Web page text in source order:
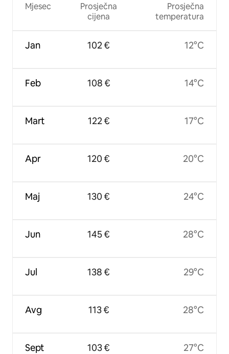
Mjesec
Jan
Feb
Mart
Apr
Maj
Jun
Jul
Avg
Sept
Prosječna
cijena
102 €
108 €
122 €
120 €
130 €
145 €
138 €
113 €
103 €
Prosječna
temperatura
12°C
14°C
17°C
20°C
24°C
28°C
29°C
28°C
27°C